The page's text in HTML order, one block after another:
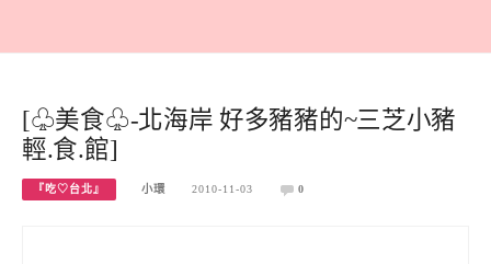
[♧美食♧-北海岸 好多豬豬的~三芝小豬
輕.食.館]
『吃♡台北』 小環 2010-11-03 0